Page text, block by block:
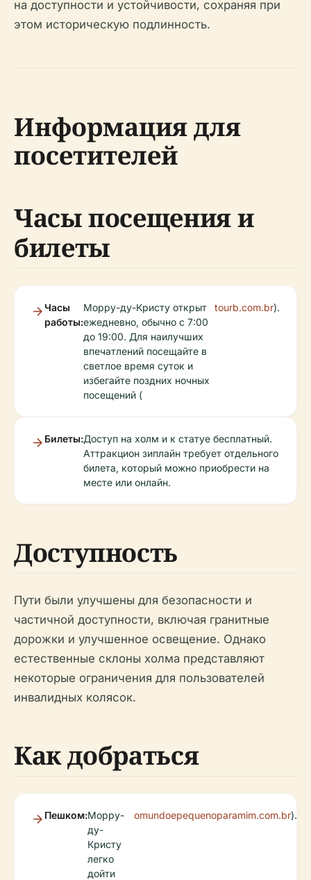
на доступности и устойчивости, сохраняя при
этом историческую подлинность.
Информация для
посетителей
Часы посещения и
билеты
Часы
работы:
Морру-ду-Кристу открыт
ежедневно, обычно с 7:00
до 19:00. Для наилучших
впечатлений посещайте в
светлое время суток и
избегайте поздних ночных
посещений (
tourb.com.br).
Билеты:Доступ на холм и к статуе бесплатный.
Аттракцион зиплайн требует отдельного
билета, который можно приобрести на
месте или онлайн.
Доступность
Пути были улучшены для безопасности и
частичной доступности, включая гранитные
дорожки и улучшенное освещение. Однако
естественные склоны холма представляют
некоторые ограничения для пользователей
инвалидных колясок.
Как добраться
Пешком:Морру-
ду-
Кристу
легко
дойти
omundoepequenoparamim.com.br).